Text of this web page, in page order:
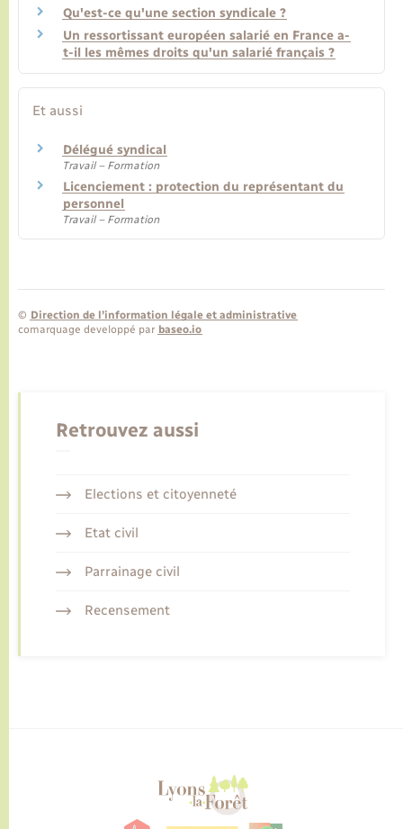
Qu'est-ce qu'une section syndicale ?
Un ressortissant européen salarié en France a-
t-il les mêmes droits qu'un salarié français ?
Et aussi
Délégué syndical
Travail – Formation
Licenciement : protection du représentant du
personnel
Travail – Formation
© Direction de l’information légale et administrative
comarquage developpé par baseo.io
Retrouvez aussi
Elections et citoyenneté
Etat civil
Parrainage civil
Recensement